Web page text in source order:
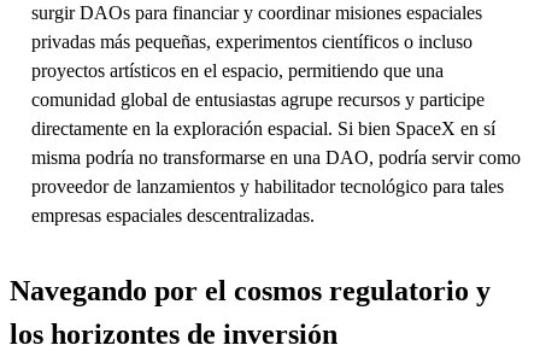
surgir DAOs para financiar y coordinar misiones espaciales
privadas más pequeñas, experimentos científicos o incluso
proyectos artísticos en el espacio, permitiendo que una
comunidad global de entusiastas agrupe recursos y participe
directamente en la exploración espacial. Si bien SpaceX en sí
misma podría no transformarse en una DAO, podría servir como
proveedor de lanzamientos y habilitador tecnológico para tales
empresas espaciales descentralizadas.
Navegando por el cosmos regulatorio y
los horizontes de inversión